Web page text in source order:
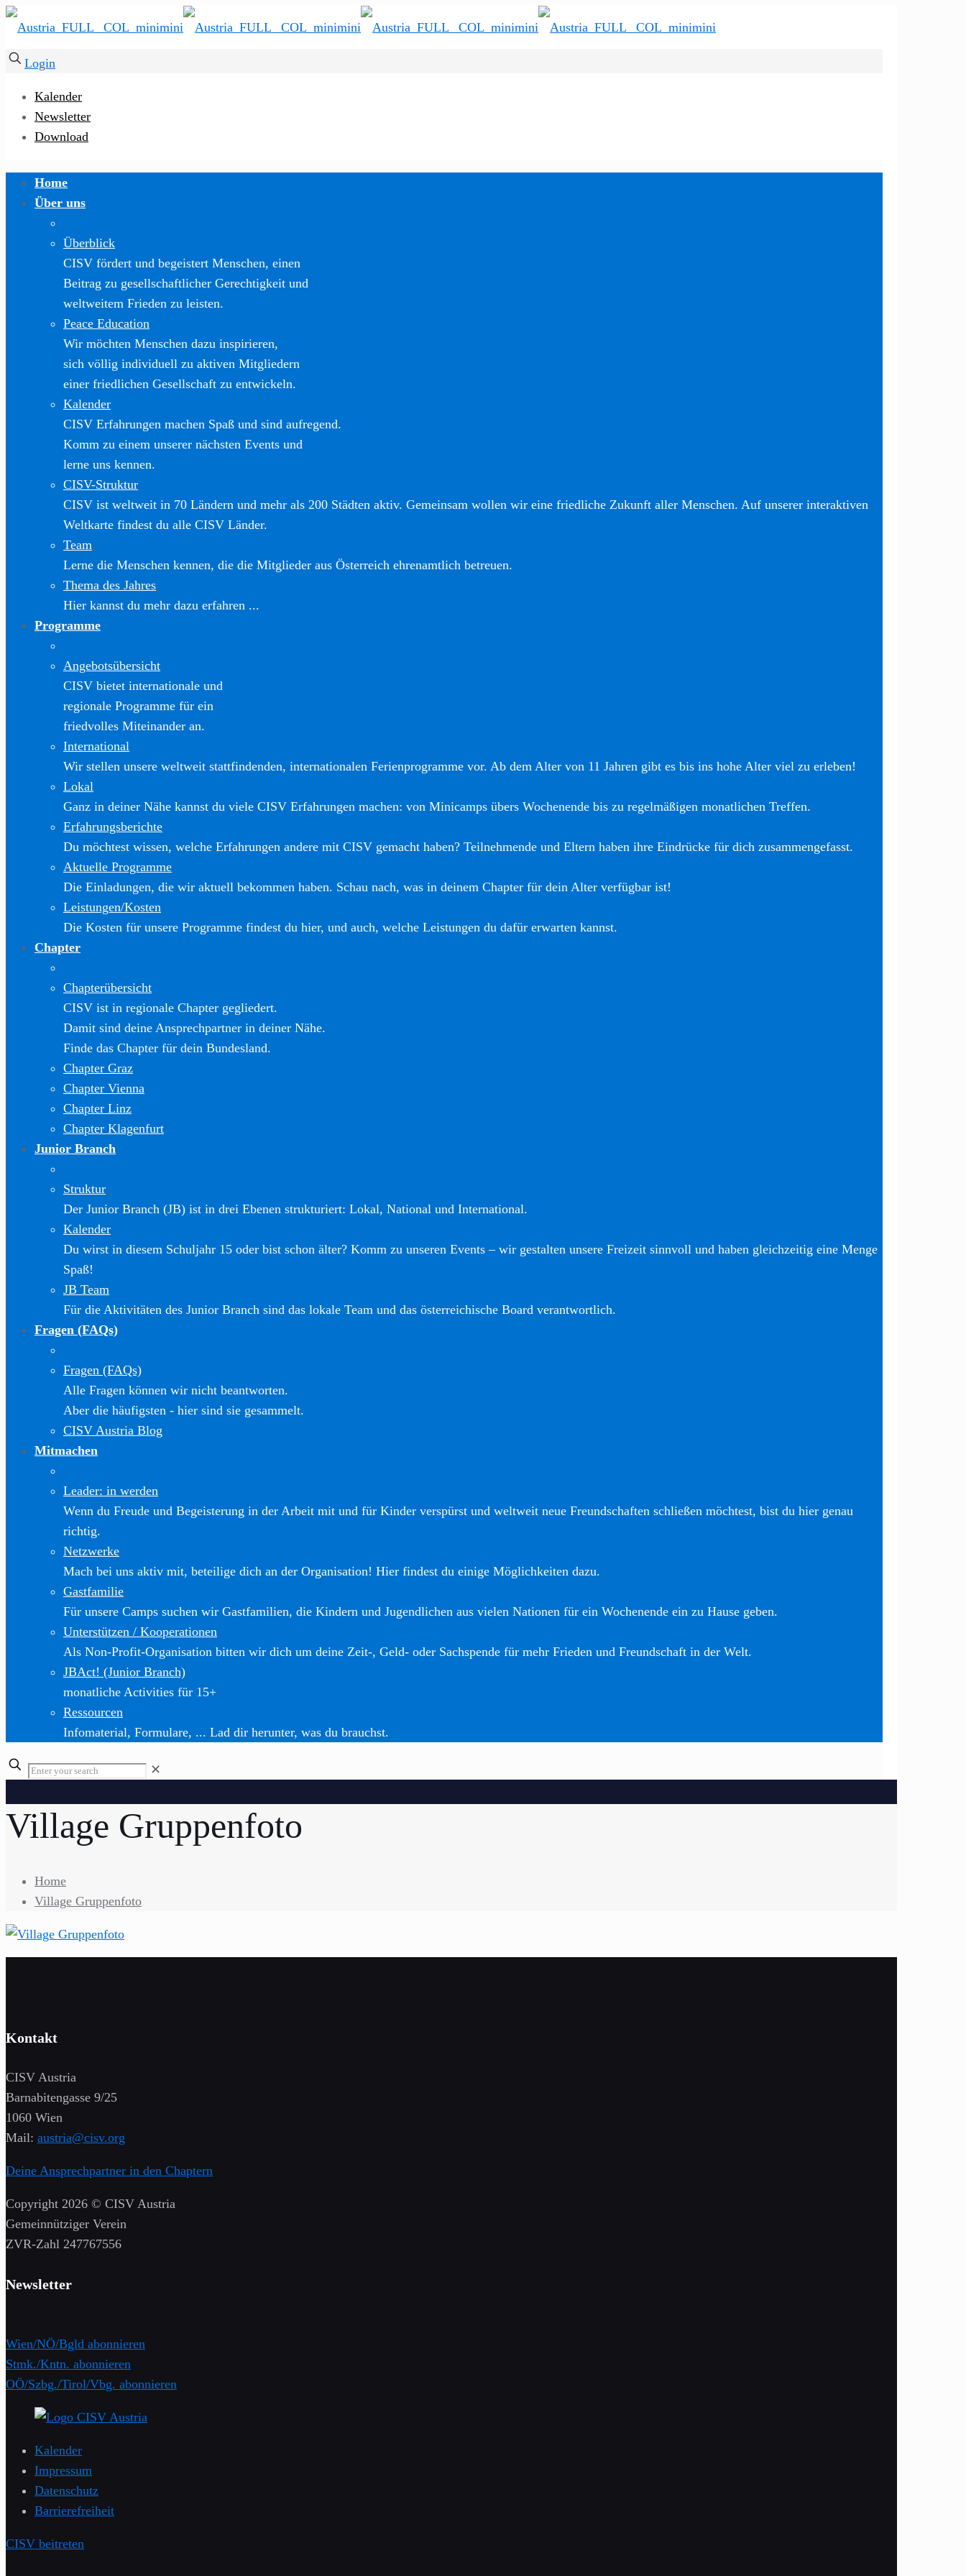
Login
Kalender
Newsletter
Download
Home
Über uns
Überblick
CISV fördert und begeistert Menschen, einen
Beitrag zu gesellschaftlicher Gerechtigkeit und
weltweitem Frieden zu leisten.
Peace Education
Wir möchten Menschen dazu inspirieren,
sich völlig individuell zu aktiven Mitgliedern
einer friedlichen Gesellschaft zu entwickeln.
Kalender
CISV Erfahrungen machen Spaß und sind aufregend.
Komm zu einem unserer nächsten Events und
lerne uns kennen.
CISV-Struktur
CISV ist weltweit in 70 Ländern und mehr als 200 Städten aktiv. Gemeinsam wollen wir eine friedliche Zukunft aller Menschen. Auf unserer interaktiven
Weltkarte findest du alle CISV Länder.
Team
Lerne die Menschen kennen, die die Mitglieder aus Österreich ehrenamtlich betreuen.
Thema des Jahres
Hier kannst du mehr dazu erfahren ...
Programme
Angebotsübersicht
CISV bietet internationale und
regionale Programme für ein
friedvolles Miteinander an.
International
Wir stellen unsere weltweit stattfindenden, internationalen Ferienprogramme vor. Ab dem Alter von 11 Jahren gibt es bis ins hohe Alter viel zu erleben!
Lokal
Ganz in deiner Nähe kannst du viele CISV Erfahrungen machen: von Minicamps übers Wochenende bis zu regelmäßigen monatlichen Treffen.
Erfahrungsberichte
Du möchtest wissen, welche Erfahrungen andere mit CISV gemacht haben? Teilnehmende und Eltern haben ihre Eindrücke für dich zusammengefasst.
Aktuelle Programme
Die Einladungen, die wir aktuell bekommen haben. Schau nach, was in deinem Chapter für dein Alter verfügbar ist!
Leistungen/Kosten
Die Kosten für unsere Programme findest du hier, und auch, welche Leistungen du dafür erwarten kannst.
Chapter
Chapterübersicht
CISV ist in regionale Chapter gegliedert.
Damit sind deine Ansprechpartner in deiner Nähe.
Finde das Chapter für dein Bundesland.
Chapter Graz
Chapter Vienna
Chapter Linz
Chapter Klagenfurt
Junior Branch
Struktur
Der Junior Branch (JB) ist in drei Ebenen strukturiert: Lokal, National und International.
Kalender
Du wirst in diesem Schuljahr 15 oder bist schon älter? Komm zu unseren Events – wir gestalten unsere Freizeit sinnvoll und haben gleichzeitig eine Menge
Spaß!
JB Team
Für die Aktivitäten des Junior Branch sind das lokale Team und das österreichische Board verantwortlich.
Fragen (FAQs)
Fragen (FAQs)
Alle Fragen können wir nicht beantworten.
Aber die häufigsten - hier sind sie gesammelt.
CISV Austria Blog
Mitmachen
Leader: in werden
Wenn du Freude und Begeisterung in der Arbeit mit und für Kinder verspürst und weltweit neue Freundschaften schließen möchtest, bist du hier genau
richtig.
Netzwerke
Mach bei uns aktiv mit, beteilige dich an der Organisation! Hier findest du einige Möglichkeiten dazu.
Gastfamilie
Für unsere Camps suchen wir Gastfamilien, die Kindern und Jugendlichen aus vielen Nationen für ein Wochenende ein zu Hause geben.
Unterstützen / Kooperationen
Als Non-Profit-Organisation bitten wir dich um deine Zeit-, Geld- oder Sachspende für mehr Frieden und Freundschaft in der Welt.
JBAct! (Junior Branch)
monatliche Activities für 15+
Ressourcen
Infomaterial, Formulare, ... Lad dir herunter, was du brauchst.
✕
Village Gruppenfoto
Home
Village Gruppenfoto
Kontakt
CISV Austria
Barnabitengasse 9/25
1060 Wien
Mail: austria@cisv.org
Deine Ansprechpartner in den Chaptern
Copyright 2026 © CISV Austria
Gemeinnütziger Verein
​ZVR-Zahl 247767556
Newsletter
Wien/NÖ/Bgld abonnieren
Stmk./Kntn. abonnieren
OÖ/Szbg./Tirol/Vbg. abonnieren
Kalender
Impressum
Datenschutz
Barrierefreiheit
CISV beitreten